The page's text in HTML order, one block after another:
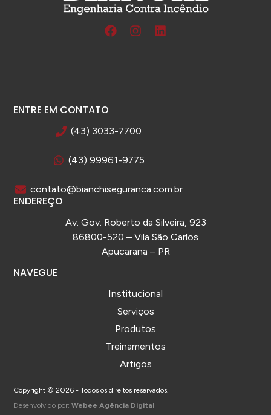
ENTRE EM CONTATO
(43) 3033-7700
(43) 99961-9775
contato@bianchiseguranca.com.br
ENDEREÇO
Av. Gov. Roberto da Silveira, 923
86800-520 – Vila São Carlos
Apucarana – PR
NAVEGUE
Institucional
Serviços
Produtos
Treinamentos
Artigos
Copyright © 2026 - Todos os direitos reservados.
Desenvolvido por:Webee Agência Digital